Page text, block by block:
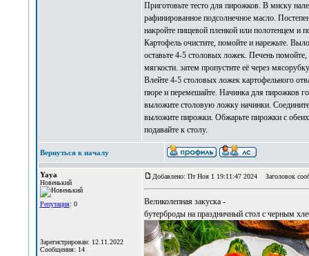
Приготовьте тесто для пирожков. В миску
рафинированное подсолнечное масло.
накройте пищевой пленкой или полотенцем и
Картофель очистите, помойте и нарежьте.
оставьте 4-5 столовых ложек. Печень
мягкости. затем пропустите её через
Влейте 4-5 столовых ложек картофельного
пюре и перемешайте. Начинка для пирожков
выложите столовую ложку начинки.
выложите пирожки. Обжарьте пирожки с
подавайте к столу.
Вернуться к началу
Yaya
Новенький
Репутация: 0
Зарегистрирован: 12.11.2022
Сообщения: 14
Добавлено: Пт Ноя 1 19:11:47 2024 Заголовок
Великолепная закуска -
бутерброды на праздничный стол с черным